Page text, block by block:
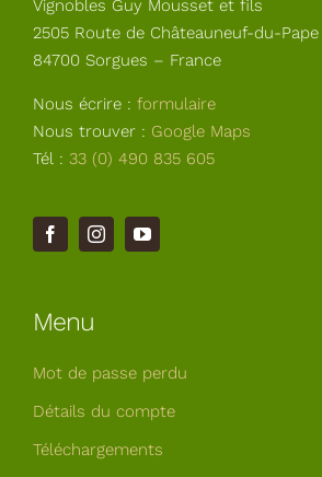
Vignobles Guy Mousset et fils
2505 Route de Châteauneuf-du-Pape
84700 Sorgues – France
Nous écrire : formulaire
Nous trouver : Google Maps
Tél : 33 (0) 490 835 605
Menu
Mot de passe perdu
Détails du compte
Téléchargements